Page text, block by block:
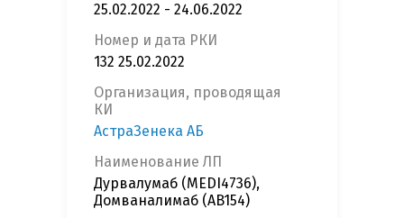
25.02.2022 - 24.06.2022
Номер и дата РКИ
132 25.02.2022
Организация, проводящая
КИ
АстраЗенека АБ
Наименование ЛП
Дурвалумаб (MEDI4736),
Домваналимаб (AB154)